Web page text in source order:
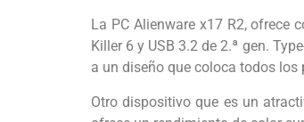
La PC Alienware x17 R2,
Killer 6 y USB 3.2 de 2.ª gen.
a un diseño que coloca todos los
Otro dispositivo que es un